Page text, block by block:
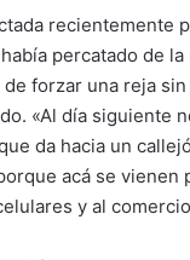
recientemente
percatado de
forzar una reja
«Al día siguiente
da hacia un
acá se vienen
y al